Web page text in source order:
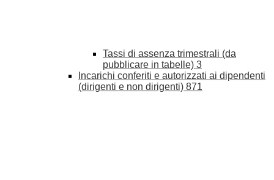
Tassi di assenza trimestrali (da
pubblicare in tabelle) 3
Incarichi conferiti e autorizzati ai dipendenti
(dirigenti e non dirigenti) 871